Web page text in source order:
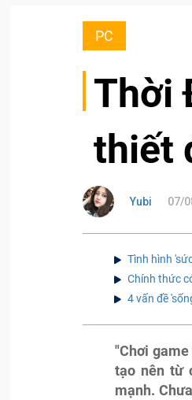
PC
Thời
thiết
Yubi 07/
Tình hình
Chính thức
4 vấn đề
"Chơi
tạo nên từ
mạnh.